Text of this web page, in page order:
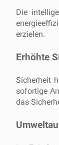
Die
erzielen.
Erhöhte
Sicherheit
sofortige
das